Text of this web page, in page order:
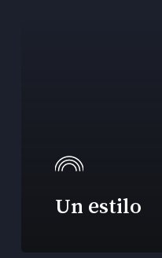
Un estilo